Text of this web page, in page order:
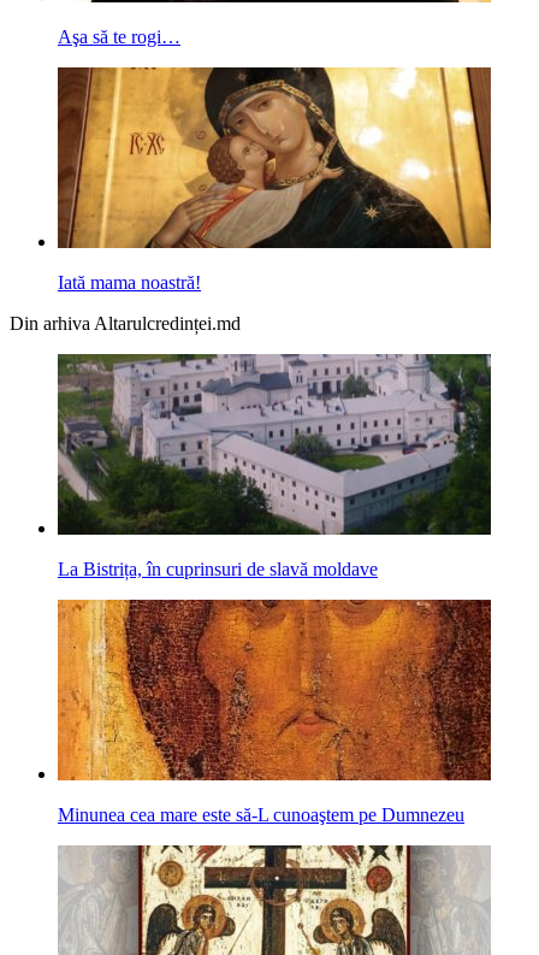
Aşa să te rogi…
Iată mama noastră!
Din arhiva Altarulcredinței.md
La Bistrița, în cuprinsuri de slavă moldave
Minunea cea mare este să-L cunoaştem pe Dumnezeu